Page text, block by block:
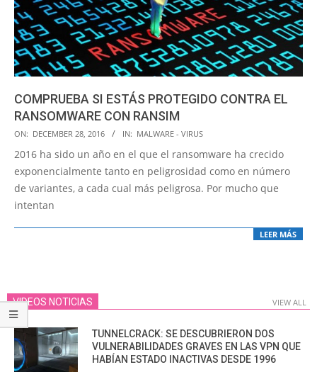
COMPRUEBA SI ESTÁS PROTEGIDO CONTRA EL
RANSOMWARE CON RANSIM
2016-
12-
28
ON: DECEMBER 28, 2016 IN: MALWARE - VIRUS
2016 ha sido un año en el que el ransomware ha crecido
exponencialmente tanto en peligrosidad como en número
de variantes, a cada cual más peligrosa. Por mucho que
intentan
LEER MÁS
VIDEOS NOTICIAS VIEW ALL
TUNNELCRACK: SE DESCUBRIERON DOS
VULNERABILIDADES GRAVES EN LAS VPN QUE
HABÍAN ESTADO INACTIVAS DESDE 1996